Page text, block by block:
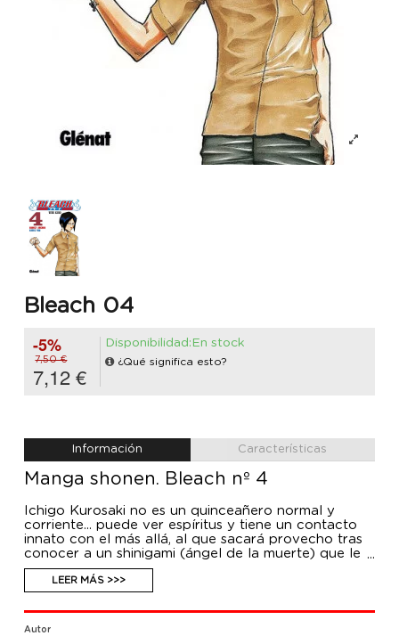
Bleach 04
-5%
7,50 €
7,12 €
Disponibilidad:En stock
¿Qué significa esto?
Información Características
Manga shonen. Bleach nº 4
Ichigo Kurosaki no es un quinceañero normal y
corriente... puede ver espíritus y tiene un contacto
innato con el más allá, al que sacará provecho tras
conocer a un shinigami (ángel de la muerte) que le
proporciona una espada a juego con sus
habilidades. Bleach es el manga que ha arrasado en
Japón y que todos los otakus reclaman desde hace
meses. Se trata de una serie abierta que mes tras
mes gana nuevos incondicionales.
LEER MÁS >>>
Autor